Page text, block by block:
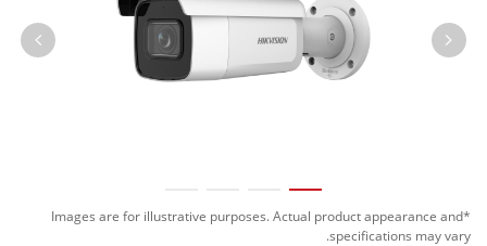
*Images are for illustrative purposes. Actual product appearance and
specifications may vary.